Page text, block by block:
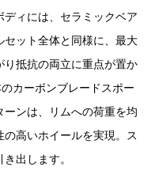
ィには、セラミックベア
セット全体と同様に、最大
り抵抗の両立に重点が置か
カーボンブレードスポー
ンは、リムへの荷重を均
高いホイールを実現。ス
出します。